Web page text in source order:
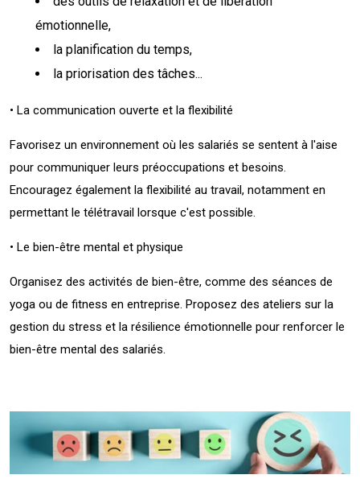
émotionnelle,
la planification du temps,
la priorisation des tâches...
• La communication ouverte et la flexibilité
Favorisez un environnement où les salariés se sentent à l'aise
pour communiquer leurs préoccupations et besoins.
Encouragez également la flexibilité au travail, notamment en
permettant le télétravail lorsque c'est possible.
• Le bien-être mental et physique
Organisez des activités de bien-être, comme des séances de
yoga ou de fitness en entreprise. Proposez des ateliers sur la
gestion du stress et la résilience émotionnelle pour renforcer le
bien-être mental des salariés.